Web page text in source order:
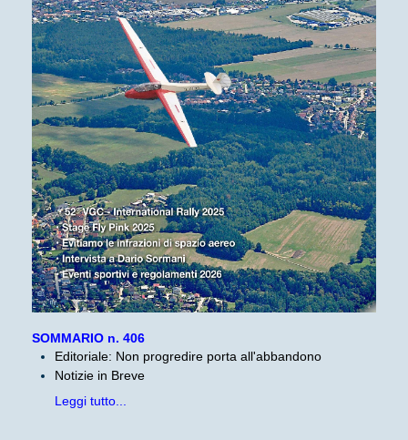
SOMMARIO n. 406
Editoriale: Non progredire porta all'abbandono
Notizie in Breve
Leggi tutto...